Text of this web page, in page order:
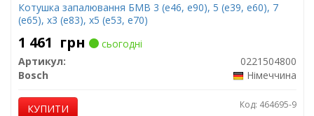
Котушка запалювання БМВ 3 (е46, е90), 5 (е39, е60), 7
(е65), х3 (е83), х5 (е53, е70)
1 461 грн
сьогодні
Артикул:
0221504800
Bosch
Німеччина
КУПИТИ Код: 464695-9